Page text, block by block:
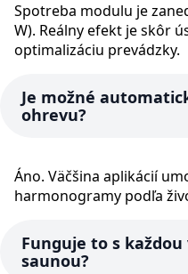
Spotreba modulu je
W). Reálny efekt je skôr
optimalizáciu prevádzky.
Je možné
ohrevu?
Áno. Väčšina aplikácií
harmonogramy podľa
Funguje to s
saunou?